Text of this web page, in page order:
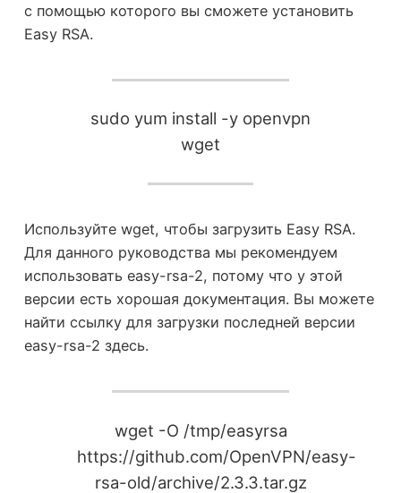
с помощью которого вы сможете установить
Easy RSA.
sudo yum install -y openvpn
wget
Используйте wget, чтобы загрузить Easy RSA.
Для данного руководства мы рекомендуем
использовать easy-rsa-2, потому что у этой
версии есть хорошая документация. Вы можете
найти ссылку для загрузки последней версии
easy-rsa-2 здесь.
wget -O /tmp/easyrsa
https://github.com/OpenVPN/easy-
rsa-old/archive/2.3.3.tar.gz